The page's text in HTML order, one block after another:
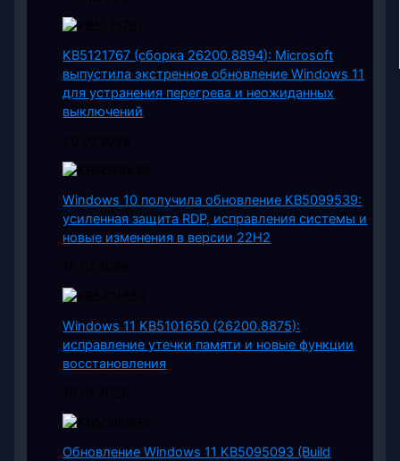
KB5121767 (сборка 26200.8894): Microsoft
выпустила экстренное обновление Windows 11
для устранения перегрева и неожиданных
выключений
Windows 10 получила обновление KB5099539:
усиленная защита RDP, исправления системы и
новые изменения в версии 22H2
Windows 11 KB5101650 (26200.8875):
исправление утечки памяти и новые функции
восстановления
Обновление Windows 11 KB5095093 (Build